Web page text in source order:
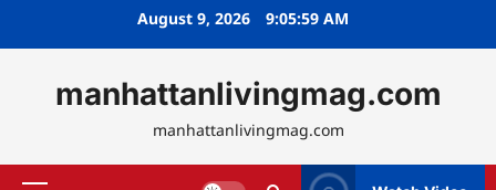
August 9, 2026 9:06:01 AM
manhattanlivingmag.com
manhattanlivingmag.com